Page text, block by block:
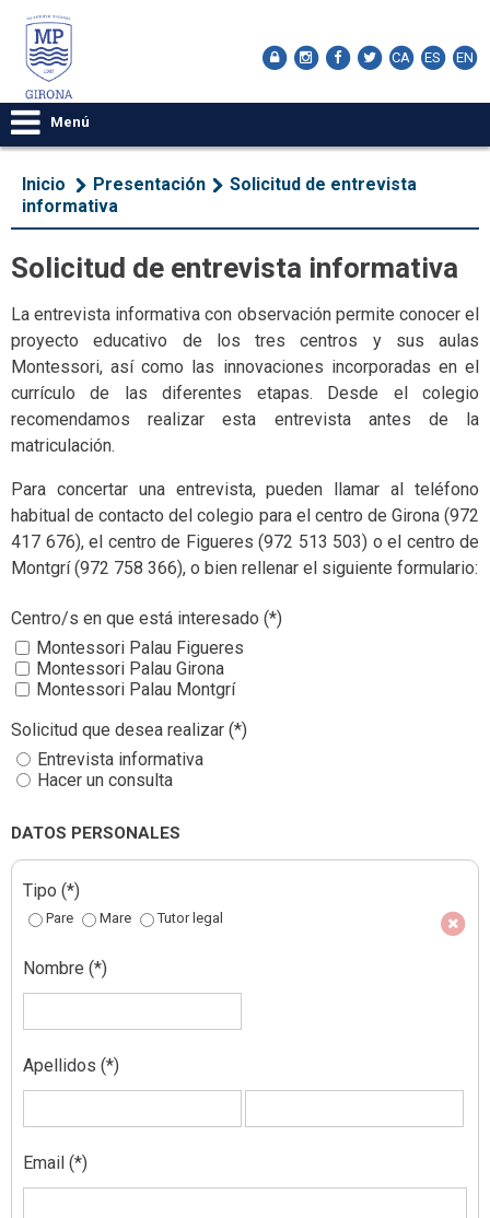
CA ES EN
Menú
Inicio Presentación
Solicitud de entrevista
informativa
Solicitud de entrevista informativa
La entrevista informativa con observación permite conocer el
proyecto educativo de los tres centros y sus aulas
Montessori, así como las innovaciones incorporadas en el
currículo de las diferentes etapas. Desde el colegio
recomendamos realizar esta entrevista antes de la
matriculación.
Para concertar una entrevista, pueden llamar al teléfono
habitual de contacto del colegio para el centro de Girona (972
417 676), el centro de Figueres (972 513 503) o el centro de
Montgrí (972 758 366), o bien rellenar el siguiente formulario:
Centro/s en que está interesado (*)
Montessori Palau Figueres
Montessori Palau Girona
Montessori Palau Montgrí
Solicitud que desea realizar (*)
Entrevista informativa
Hacer un consulta
DATOS PERSONALES
Tipo (*)
Pare Mare Tutor legal
Nombre (*)
Apellidos (*)
Email (*)